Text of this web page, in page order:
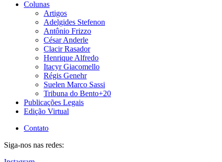
Colunas
Artigos
Adelgides Stefenon
Antônio Frizzo
César Anderle
Clacir Rasador
Henrique Alfredo
Itacyr Giacomello
Régis Genehr
Suelen Marco Sassi
Tribuna do Bento+20
Publicações Legais
Edição Virtual
Contato
Siga-nos nas redes: